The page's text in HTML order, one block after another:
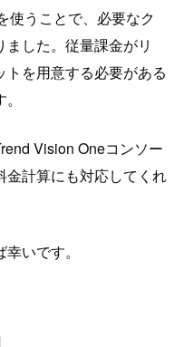
使うことで、必要なク
した。従量課金がリ
トを用意する必要がある
Vision Oneコンソー
金計算にも対応してくれ
いです。